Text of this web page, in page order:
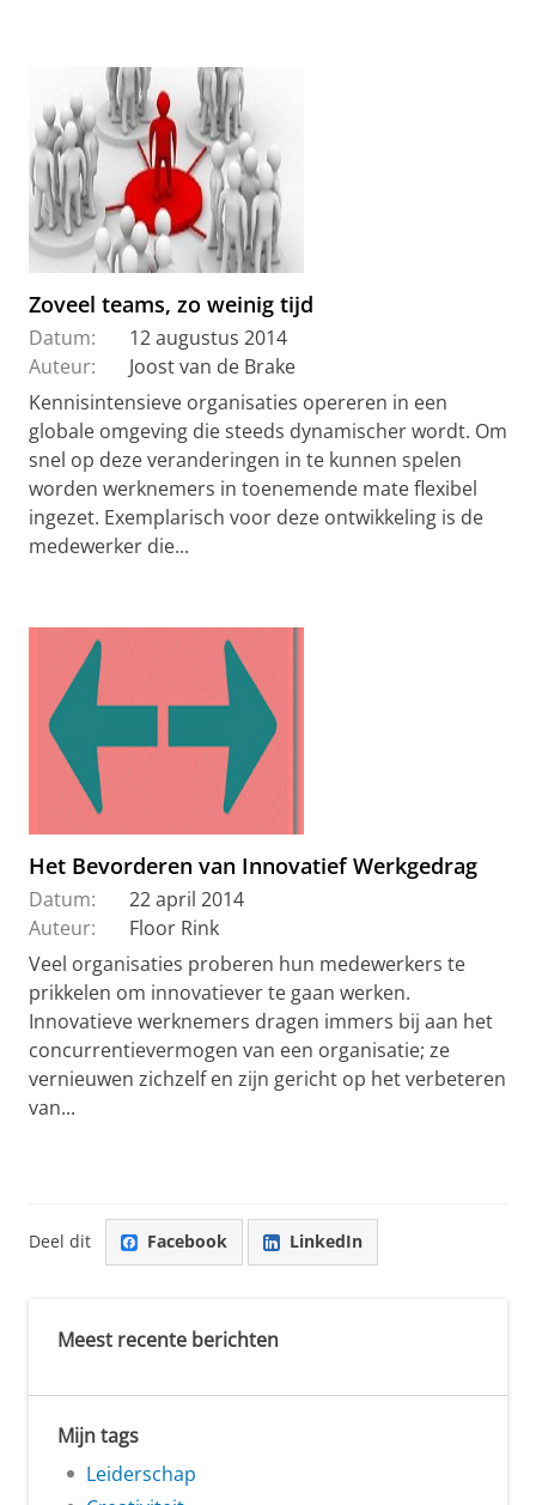
Zoveel teams, zo weinig tijd
Datum:
12 augustus 2014
Auteur:
Joost van de Brake
Kennisintensieve organisaties opereren in een
globale omgeving die steeds dynamischer wordt. Om
snel op deze veranderingen in te kunnen spelen
worden werknemers in toenemende mate flexibel
ingezet. Exemplarisch voor deze ontwikkeling is de
medewerker die...
Het Bevorderen van Innovatief Werkgedrag
Datum:
22 april 2014
Auteur:
Floor Rink
Veel organisaties proberen hun medewerkers te
prikkelen om innovatiever te gaan werken.
Innovatieve werknemers dragen immers bij aan het
concurrentievermogen van een organisatie; ze
vernieuwen zichzelf en zijn gericht op het verbeteren
van...
Deel dit Facebook LinkedIn
Meest recente berichten
Mijn tags
Leiderschap